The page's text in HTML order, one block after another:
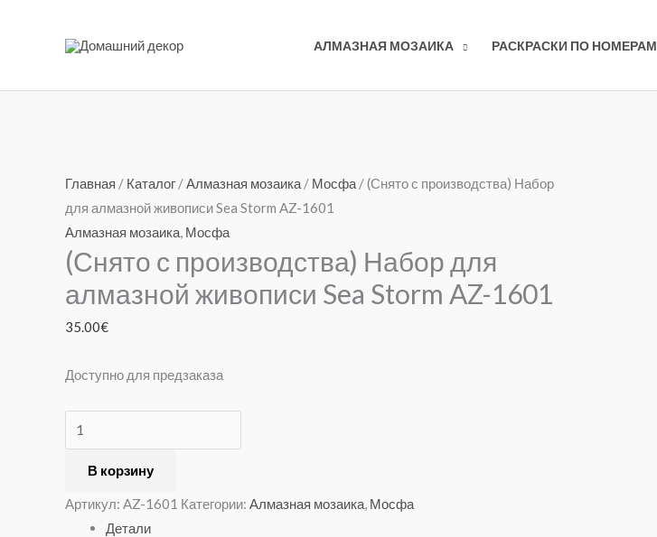
АЛМАЗНАЯ МОЗАИКА РАСКРАСКИ ПО НОМЕРАМ
Главная / Каталог /Алмазная мозаика / Мосфа / (Снято с производства) Набор
для алмазной живописи Sea Storm AZ-1601
Алмазная мозаика, Мосфа
(Снято с производства) Набор для
алмазной живописи Sea Storm AZ-1601
35.00€
Доступно для предзаказа
товара
(Снято
с
производства)
Набор
для
алмазной
Sea
AZ-
1601
В корзину
Артикул: AZ-1601 Категории: Алмазная мозаика, Мосфа
Детали